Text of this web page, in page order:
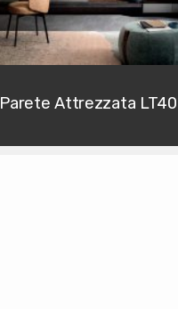
Parete Attrezzata LT40